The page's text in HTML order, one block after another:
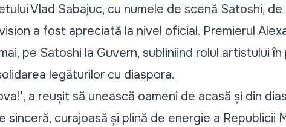
Vlad Sabajuc, cu numele de scenă Satoshi,
a fost apreciată la nivel oficial. Premierul
pe Satoshi la Guvern, subliniind rolul artistului în
legăturilor cu diaspora.
a reușit să unească oameni de acasă și din
sinceră, curajoasă și plină de energie a Republicii